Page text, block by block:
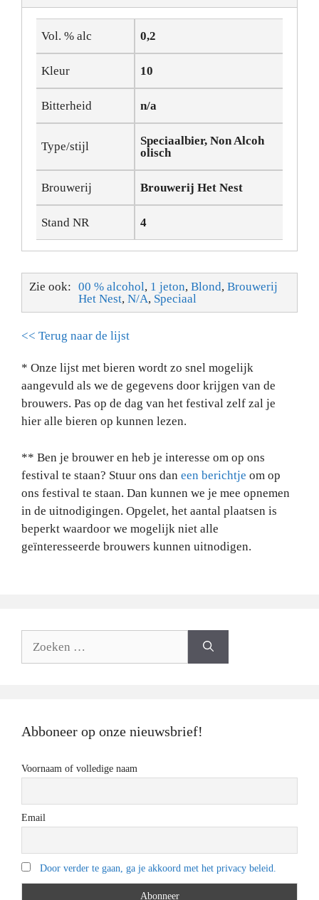
Vol. % alc 0,2
Kleur 10
Bitterheid n/a
Type/stijl
Speciaalbier, Non Alcoh
olisch
Brouwerij Brouwerij Het Nest
Stand NR 4
Zie ook: 00 % alcohol, 1 jeton, Blond, Brouwerij
Het Nest, N/A, Speciaal
<< Terug naar de lijst
* Onze lijst met bieren wordt zo snel mogelijk
aangevuld als we de gegevens door krijgen van de
brouwers. Pas op de dag van het festival zelf zal je
hier alle bieren op kunnen lezen.
** Ben je brouwer en heb je interesse om op ons
festival te staan? Stuur ons dan een berichtje om op
ons festival te staan. Dan kunnen we je mee opnemen
in de uitnodigingen. Opgelet, het aantal plaatsen is
beperkt waardoor we mogelijk niet alle
geïnteresseerde brouwers kunnen uitnodigen.
Abboneer op onze nieuwsbrief!
Voornaam of volledige naam
Email
Door verder te gaan, ga je akkoord met het privacy beleid.